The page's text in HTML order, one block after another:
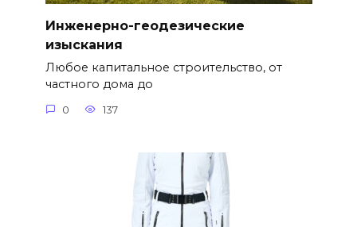
Инженерно-геодезические
изыскания
Любое капитальное строительство, от
частного дома до
0 137